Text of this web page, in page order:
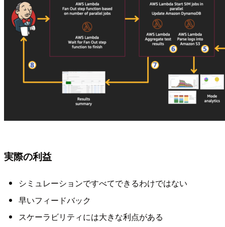
実際の利益
シミュレーションですべてできるわけではない
早いフィードバック
スケーラビリティには大きな利点がある